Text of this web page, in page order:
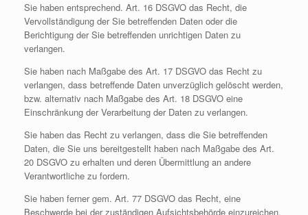
Sie haben entsprechend. Art. 16 DSGVO das Recht, die
Vervollständigung der Sie betreffenden Daten oder die
Berichtigung der Sie betreffenden unrichtigen Daten zu
verlangen.
Sie haben nach Maßgabe des Art. 17 DSGVO das Recht zu
verlangen, dass betreffende Daten unverzüglich gelöscht werden,
bzw. alternativ nach Maßgabe des Art. 18 DSGVO eine
Einschränkung der Verarbeitung der Daten zu verlangen.
Sie haben das Recht zu verlangen, dass die Sie betreffenden
Daten, die Sie uns bereitgestellt haben nach Maßgabe des Art.
20 DSGVO zu erhalten und deren Übermittlung an andere
Verantwortliche zu fordern.
Sie haben ferner gem. Art. 77 DSGVO das Recht, eine
Beschwerde bei der zuständigen Aufsichtsbehörde einzureichen.